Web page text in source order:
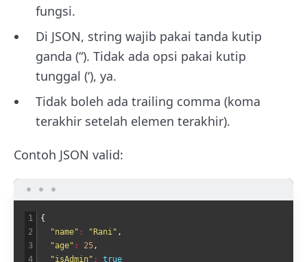
fungsi.
Di JSON, string wajib pakai tanda kutip
ganda (“). Tidak ada opsi pakai kutip
tunggal (‘), ya.
Tidak boleh ada trailing comma (koma
terakhir setelah elemen terakhir).
Contoh JSON valid:
1
2
3
4
{
"name" : "Rani" ,
"age" : 25,
"isAdmin" :
true